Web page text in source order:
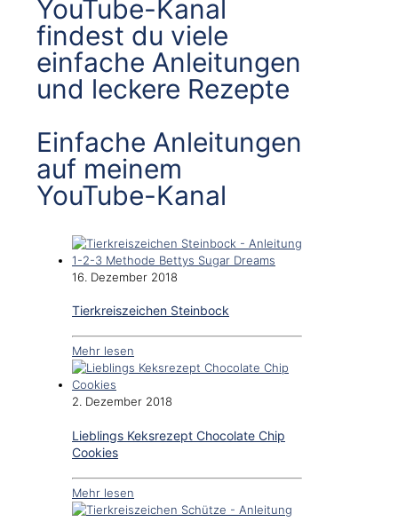
YouTube-Kanal
findest du viele
einfache Anleitungen
und leckere Rezepte
Einfache Anleitungen
auf meinem
YouTube-Kanal
16. Dezember 2018
Tierkreiszeichen Steinbock
Mehr lesen
2. Dezember 2018
Lieblings Keksrezept Chocolate Chip
Cookies
Mehr lesen